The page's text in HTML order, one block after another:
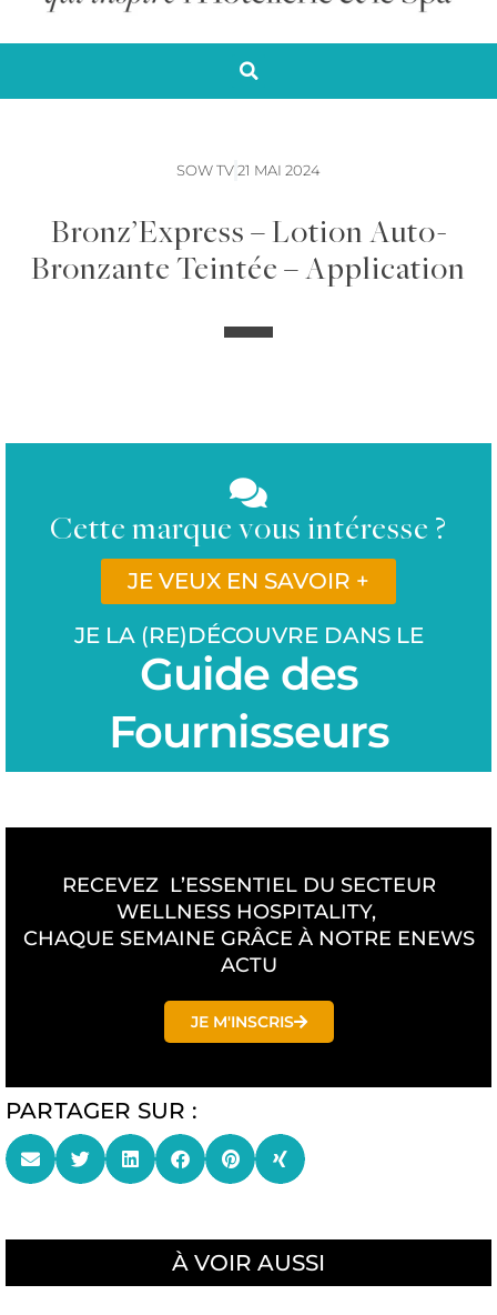
SOW TV21 MAI 2024
Bronz’Express – Lotion Auto-
Bronzante Teintée – Application
Cette marque vous intéresse ?
JE VEUX EN SAVOIR +
JE LA (RE)DÉCOUVRE DANS LE
Guide des
Fournisseurs
RECEVEZ L’ESSENTIEL DU SECTEUR
WELLNESS HOSPITALITY,
CHAQUE SEMAINE GRÂCE À NOTRE ENEWS
ACTU
JE M'INSCRIS
PARTAGER SUR :
À VOIR AUSSI